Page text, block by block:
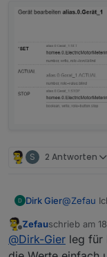
S 2 Antworten
Dirk Gier@Zefau
223.
Den
Offline
Zefauschrieb am
zuletzt
@Dirk-Gier leg für